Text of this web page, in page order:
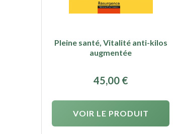
Pleine santé, Vitalité anti-kilos
augmentée
45,00 €
VOIR LE PRODUIT